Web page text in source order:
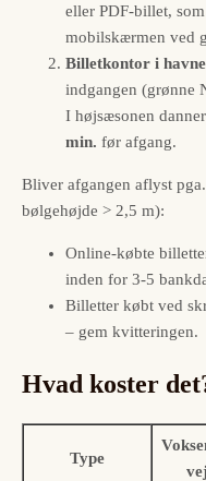
eller PDF-billet, som
mobilskærmen ved
Billetkontor i
indgangen (grønne
I højsæsonen
min. før afgang.
Bliver afgangen aflyst
bølgehøjde > 2,5 m):
Online-købte
inden for 3-5
Billetter købt ved
– gem kvitteringen.
Hvad koster
Type